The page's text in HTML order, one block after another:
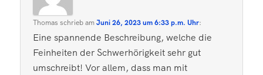
Thomas schriebamJuni 26, 2023 um 6:33 p.m. Uhr:
Eine spannende Beschreibung, welche die
Feinheiten der Schwerhörigkeit sehr gut
umschreibt! Vor allem, dass man mit